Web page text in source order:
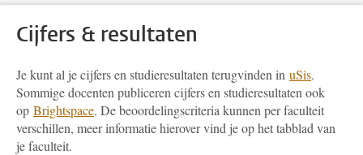
Cijfers & resultaten
Je kunt al je cijfers en studieresultaten terugvinden in uSis.
Sommige docenten publiceren cijfers en studieresultaten ook
op Brightspace. De beoordelingscriteria kunnen per faculteit
verschillen, meer informatie hierover vind je op het tabblad van
je faculteit.